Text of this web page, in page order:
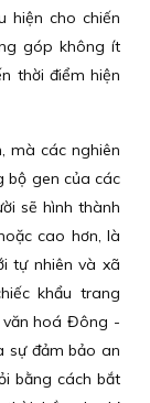
hiện cho chiến
góp không ít
thời điểm hiện
mà các nghiên
bộ gen của các
sẽ hình thành
cao hơn, là
tự nhiên và xã
khẩu trang
văn hoá Đông -
sự đảm bảo an
bằng cách bắt